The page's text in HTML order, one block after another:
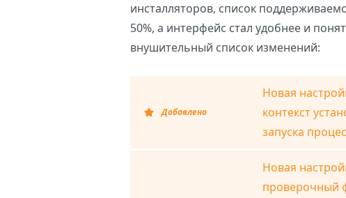
инсталляторов, список
50%, а интерфейс стал удобнее и
внушительный список изменений:
Добавлено
Новая
контекст
запуска
Новая
проверочный